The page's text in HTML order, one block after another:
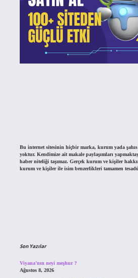
Bu internet sitesinin hiçbir marka, kurum yada
yoktur. Kendimize ait makale paylaşımları
haber niteliği taşımaz. Gerçek kurum ve kişiler
kurum ve kişiler ile isim benzerlikleri tamamen
Son Yazılar
Viyana’nın neyi meşhur ?
Ağustos 8, 2026